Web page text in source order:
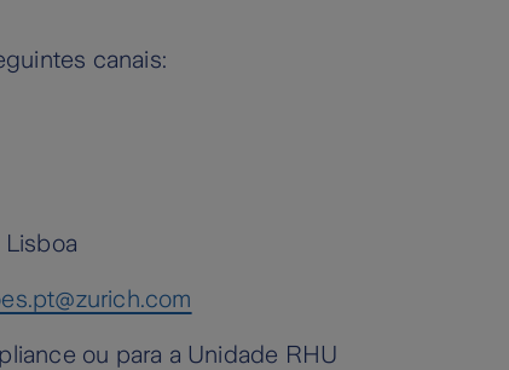
canais:
Lisboa
ou para a Unidade RHU